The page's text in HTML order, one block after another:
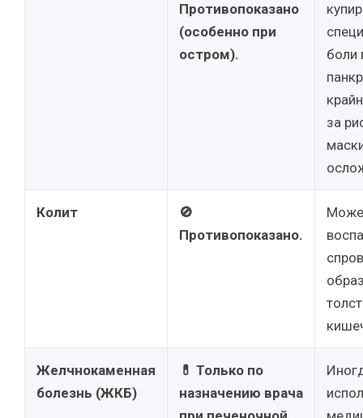
Противопоказано
(особенно при
остром).
боли
за
Колит
🚫
Противопоказано.
Желчнокаменная
болезнь (ЖКБ)
💊 Только по
назначению врача